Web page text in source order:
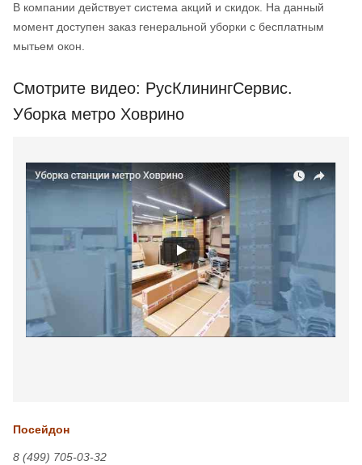
В компании действует система акций и скидок. На данный
момент доступен заказ генеральной уборки с бесплатным
мытьем окон.
Смотрите видео: РусКлинингСервис.
Уборка метро Ховрино
Посейдон
8 (499) 705-03-32